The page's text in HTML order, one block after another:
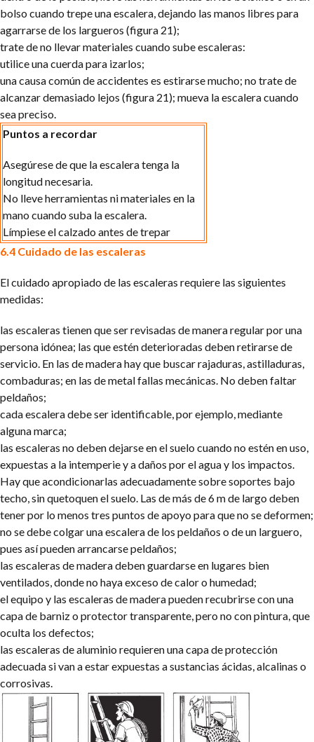
bolso cuando trepe una escalera, dejando las manos libres para
agarrarse de los largueros (figura 21);
trate de no llevar materiales cuando sube escaleras:
utilice una cuerda para izarlos;
una causa común de accidentes es estirarse mucho; no trate de
alcanzar demasiado lejos (figura 21); mueva la escalera cuando
sea preciso.
Puntos a recordar
Asegúrese de que la escalera tenga la
longitud necesaria.
No lleve herramientas ni materiales en la
mano cuando suba la escalera.
Límpiese el calzado antes de trepar
6.4 Cuidado de las escaleras
El cuidado apropiado de las escaleras requiere las siguientes
medidas:
las escaleras tienen que ser revisadas de manera regular por una
persona idónea; las que estén deterioradas deben retirarse de
servicio. En las de madera hay que buscar rajaduras, astilladuras,
combaduras; en las de metal fallas mecánicas. No deben faltar
peldaños;
cada escalera debe ser identificable, por ejemplo, mediante
alguna marca;
las escaleras no deben dejarse en el suelo cuando no estén en uso,
expuestas a la intemperie y a daños por el agua y los impactos.
Hay que acondicionarlas adecuadamente sobre soportes bajo
techo, sin quetoquen el suelo. Las de más de 6 m de largo deben
tener por lo menos tres puntos de apoyo para que no se deformen;
no se debe colgar una escalera de los peldaños o de un larguero,
pues así pueden arrancarse peldaños;
las escaleras de madera deben guardarse en lugares bien
ventilados, donde no haya exceso de calor o humedad;
el equipo y las escaleras de madera pueden recubrirse con una
capa de barniz o protector transparente, pero no con pintura, que
oculta los defectos;
las escaleras de aluminio requieren una capa de protección
adecuada si van a estar expuestas a sustancias ácidas, alcalinas o
corrosivas.